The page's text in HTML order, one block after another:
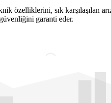
özelliklerini, sık karşılaşılan
garanti eder.